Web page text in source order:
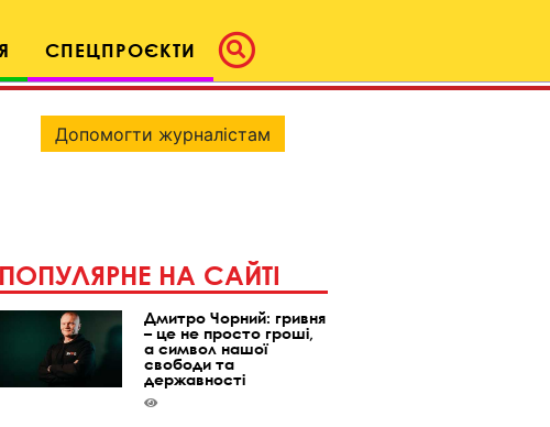
СПЕЦПРОЄКТИ
Допомогти журналістам
ПОПУЛЯРНЕ НА САЙТІ
Дмитро Чорний: гривня
– це не просто гроші,
а символ нашої
свободи та
державності